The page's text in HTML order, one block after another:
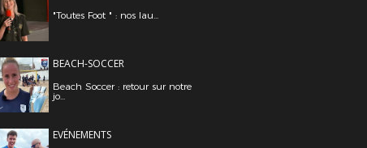
"Toutes Foot " : nos lau...
BEACH-SOCCER
Beach Soccer : retour sur notre
jo...
EVÉNEMENTS